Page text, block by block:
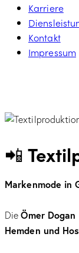
Karriere
Kontakt
Impressum
📲
Markenmode in
DieÖmer Dogan
Hemden und